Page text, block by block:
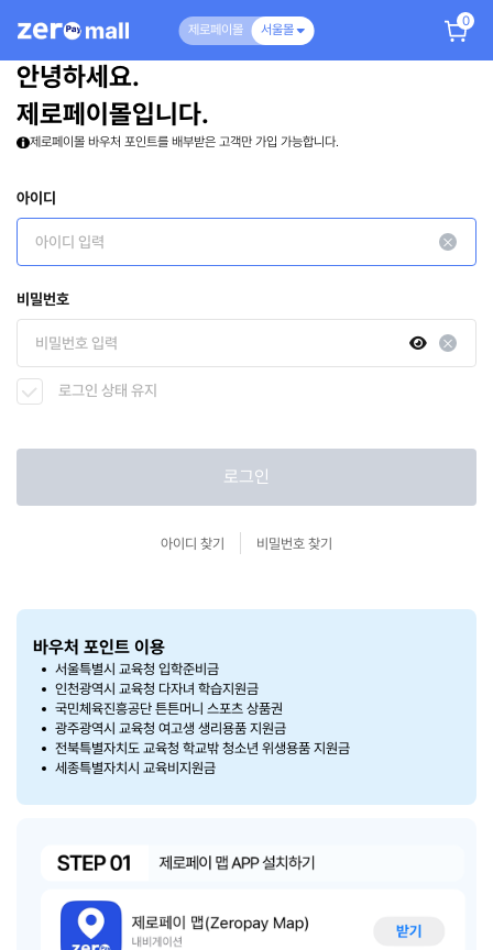
제로페이몰 서울몰
0
안녕하세요.
제로페이몰입니다.
제로페이몰 바우처 포인트를 배부받은 고객만 가입 가능합니다.
아이디
비밀번호
로그인 상태 유지
로그인
아이디 찾기 비밀번호 찾기
바우처 포인트 이용
서울특별시 교육청 입학준비금
인천광역시 교육청 다자녀 학습지원금
국민체육진흥공단 튼튼머니 스포츠 상품권
광주광역시 교육청 여고생 생리용품 지원금
전북특별자치도 교육청 학교밖 청소년 위생용품 지원금
세종특별자치시 교육비지원금